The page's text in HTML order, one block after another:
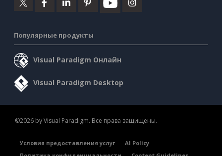
Популярные продукты
Visual Paradigm Онлайн
Visual Paradigm Desktop
©2026 by Visual Paradigm. Все права защищены.
Условия предоставления услуг
AI Policy